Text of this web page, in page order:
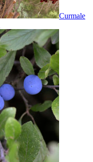
Curmale